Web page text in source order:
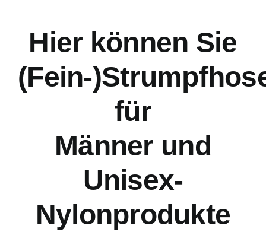
Hier können Sie
(Fein-
für
Männer und
Unisex-
Nylonprodukte